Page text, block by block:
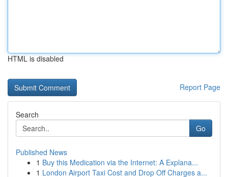
HTML is disabled
Report Page
Search
Go
Published News
1 Buy this Medication via the Internet: A Explana...
1 London Airport Taxi Cost and Drop Off Charges a...